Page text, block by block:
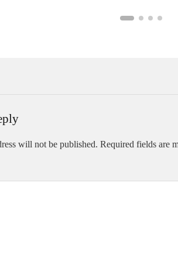
will not be published. Required fields are